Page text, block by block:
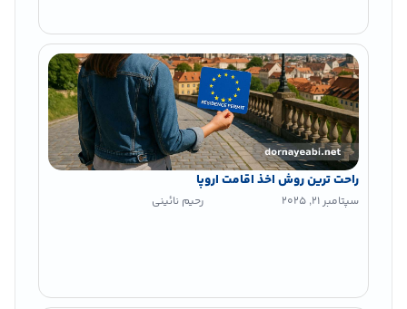
راحت ترین روش اخذ اقامت اروپا
سپتامبر 21, 2025 رحیم نائینی